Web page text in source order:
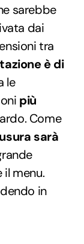
sarebbe
dai
tra
è di
le
più
Come
sarà
menu.
in